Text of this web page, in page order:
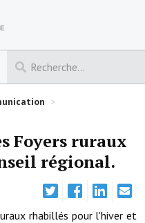
>
Foyers ruraux
régional.
rhabillés pour l'hiver et